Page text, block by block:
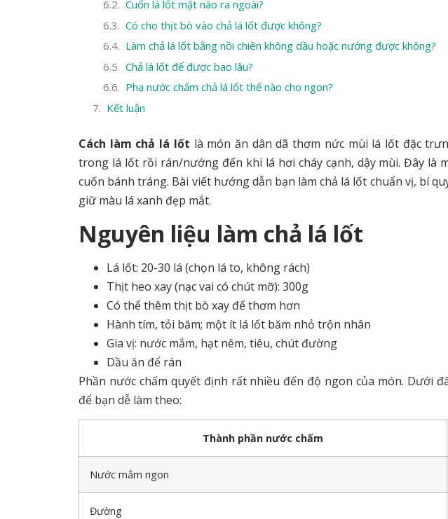
Cuốn lá lốt mặt nào ra ngoài?
Có cho thịt bò vào chả lá lốt được không?
Làm chả lá lốt bằng nồi chiên không dầu hoặc nướng được không?
Chả lá lốt để được bao lâu?
Pha nước chấm chả lá lốt thế nào cho ngon?
Kết luận
Cách làm chả lá lốt là món ăn dân dã thơm nức mùi lá lốt đặc
trong lá lốt rồi rán/nướng đến khi lá hơi cháy cạnh, dậy mùi. Đây là
cuốn bánh tráng. Bài viết hướng dẫn bạn làm chả lá lốt chuẩn vị, bí
giữ màu lá xanh đẹp mắt.
Nguyên liệu làm chả lá lốt
Lá lốt: 20-30 lá (chọn lá to, không rách)
Thịt heo xay (nạc vai có chút mỡ): 300g
Có thể thêm thịt bò xay để thơm hơn
Hành tím, tỏi băm; một ít lá lốt băm nhỏ trộn nhân
Gia vị: nước mắm, hạt nêm, tiêu, chút đường
Dầu ăn để rán
Phần nước chấm quyết định rất nhiều đến độ ngon của món. Dưới
để bạn dễ làm theo:
Thành phần nước chấm
Nước mắm ngon
Đường